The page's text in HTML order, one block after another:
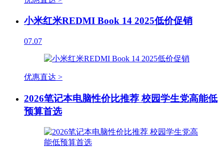
小米红米REDMI Book 14 2025低价促销
07.07
优惠直达 >
2026笔记本电脑性价比推荐 校园学生党高能低
预算首选